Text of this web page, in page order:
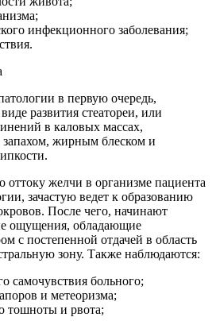
инфекционного заболевания;
в первую очередь,
развития стеатореи, или
в каловых массах,
жирным блеском и
желчи в организме пациента
зачастую ведет к образованию
После чего, начинают
ощущения, обладающие
с постепенной отдачей в область
зону. Также наблюдаются:
самочувствия больного;
и метеоризма;
тошноты и рвота;